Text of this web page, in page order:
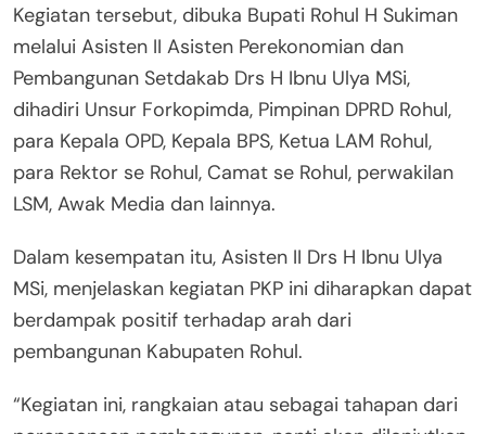
Kegiatan tersebut, dibuka Bupati Rohul H Sukiman
melalui Asisten II Asisten Perekonomian dan
Pembangunan Setdakab Drs H Ibnu Ulya MSi,
dihadiri Unsur Forkopimda, Pimpinan DPRD Rohul,
para Kepala OPD, Kepala BPS, Ketua LAM Rohul,
para Rektor se Rohul, Camat se Rohul, perwakilan
LSM, Awak Media dan lainnya.
Dalam kesempatan itu, Asisten II Drs H Ibnu Ulya
MSi, menjelaskan kegiatan PKP ini diharapkan dapat
berdampak positif terhadap arah dari
pembangunan Kabupaten Rohul.
“Kegiatan ini, rangkaian atau sebagai tahapan dari